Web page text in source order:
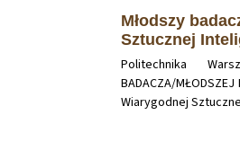
Młodszy
Sztucznej
Politechnika
BADACZA/
Wiarygodnej